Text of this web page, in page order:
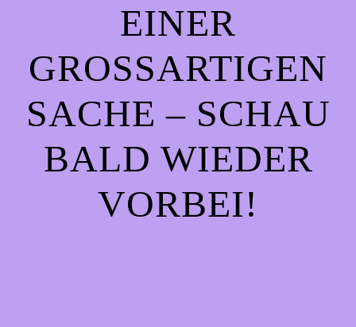
EINER
GROSSARTIGEN S
ACHE – SCHAU B
ALD WIEDER V
ORBEI!